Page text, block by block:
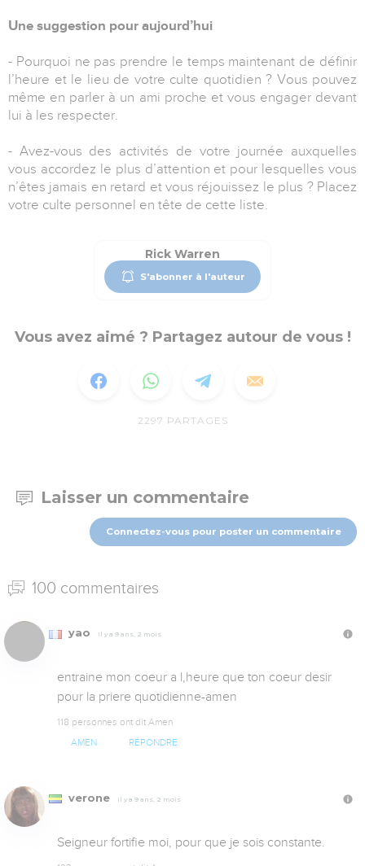
Une suggestion pour aujourd’hui
- Pourquoi ne pas prendre le temps maintenant de définir
l’heure et le lieu de votre culte quotidien ? Vous pouvez
même en parler à un ami proche et vous engager devant
lui à les respecter.
- Avez-vous des activités de votre journée auxquelles
vous accordez le plus d’attention et pour lesquelles vous
n’êtes jamais en retard et vous réjouissez le plus ? Placez
votre culte personnel en tête de cette liste.
Rick Warren
S'abonner à l'auteur
Vous avez aimé ? Partagez autour de vous !
2297 PARTAGES
Laisser un commentaire
Connectez-vous pour poster un commentaire
100 commentaires
yao Il y a 9 ans, 2 mois
entraine mon coeur a l,heure que ton coeur desir
pour la priere quotidienne-amen
118 personnes ont dit Amen
AMEN RÉPONDRE
verone Il y a 9 ans, 2 mois
Seigneur fortifie moi, pour que je sois constante.